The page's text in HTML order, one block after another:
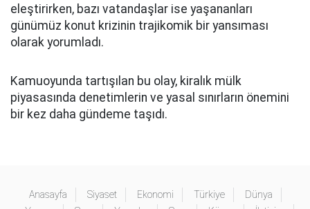
eleştirirken, bazı vatandaşlar ise yaşananları
günümüz konut krizinin trajikomik bir yansıması
olarak yorumladı.
Kamuoyunda tartışılan bu olay, kiralık mülk
piyasasında denetimlerin ve yasal sınırların önemini
bir kez daha gündeme taşıdı.
Anasayfa Siyaset Ekonomi Türkiye
Dünya